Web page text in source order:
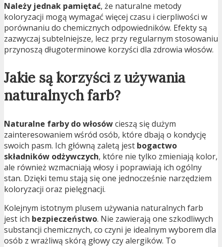
Należy jednak pamiętać, że naturalne metody
koloryzacji mogą wymagać więcej czasu i cierpliwości w
porównaniu do chemicznych odpowiedników. Efekty są
zazwyczaj subtelniejsze, lecz przy regularnym stosowaniu
przynoszą długoterminowe korzyści dla zdrowia włosów.
Jakie są korzyści z używania
naturalnych farb?
Naturalne farby do włosówcieszą się dużym
zainteresowaniem wśród osób, które dbają o kondycję
swoich pasm. Ich główną zaletą jest bogactwo
składników odżywczych, które nie tylko zmieniają kolor,
ale również wzmacniają włosy i poprawiają ich ogólny
stan. Dzięki temu stają się one jednocześnie narzędziem
koloryzacji oraz pielęgnacji.
Kolejnym istotnym plusem używania naturalnych farb
jest ich bezpieczeństwo. Nie zawierają one szkodliwych
substancji chemicznych, co czyni je idealnym wyborem dla
osób z wrażliwą skórą głowy czy alergików. To